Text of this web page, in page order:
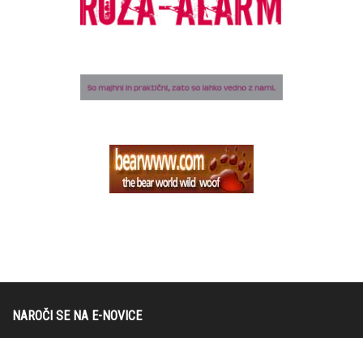
NAROČI SE NA E-NOVICE